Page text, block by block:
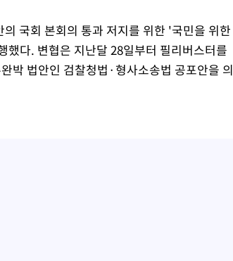
국회 본회의 통과 저지를 위한 '국민을 위한
다. 변협은 지난달 28일부터 필리버스터를
박 법안인 검찰청법·형사소송법 공포안을 의